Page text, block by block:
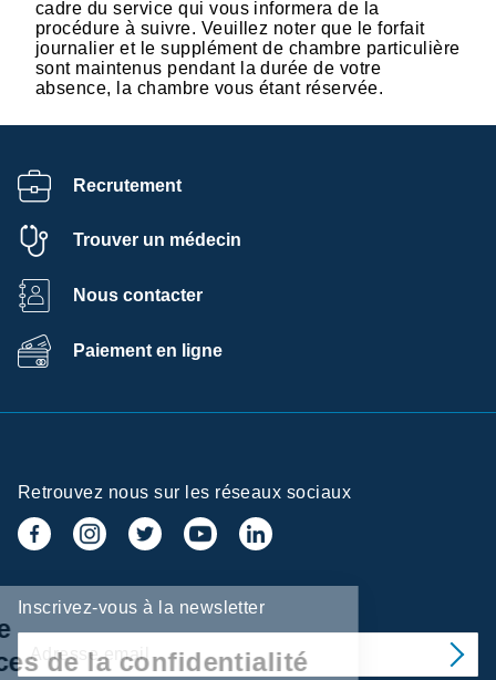
cadre du service qui vous informera de la
procédure à suivre. Veuillez noter que le forfait
journalier et le supplément de chambre particulière
sont maintenus pendant la durée de votre
absence, la chambre vous étant réservée.
Recrutement
Trouver un médecin
Nous contacter
Paiement en ligne
Retrouvez nous sur les réseaux sociaux
Inscrivez-vous à la newsletter
Centre de
préférences de la
confidentialité